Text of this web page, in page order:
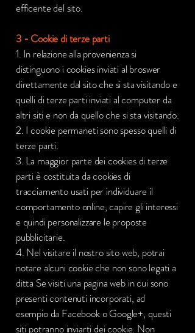
efficente del sito.
3 - Cookie di terze parti
1. In relazione alla provenienza si
distinguono i cookies inviati al broswer
direttamente dal sito che si sta visitando e
quelli di terze parti inviati al computer da
altri siti e non da quello che si sta visitando.
2. I cookie permaneti sono spesso quelli di
terze parti.
3. La maggior parte dei cookies di terze
parti è costituita da cookies di
tracciamento usati per individuare il
comportamento online, capire gli interessi
e quindi personalizzare le proposte
pubblicitarie.
4. Nel visitare il nostro sito web, potrai
notare alcuni cookie che non sono legati a
ditta Se visiti una pagina web in cui sono
presenti contenuti incorporati, ad
esempio da Facebook o Google+, questi
siti potranno inviarti dei cookie. Non